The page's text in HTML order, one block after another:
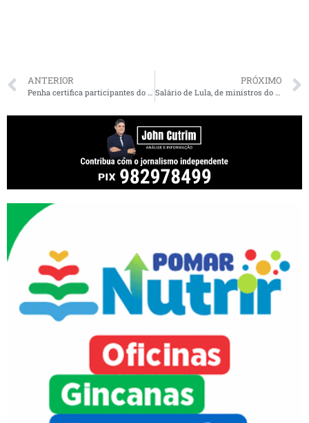
ANTERIOR
Penha certifica participantes do projeto Economia Prateada
PRÓXIMO
Salário de Lula, de ministros do STF e de deputados e senadores sobe para R$ 46,4 mil a partir de sábado